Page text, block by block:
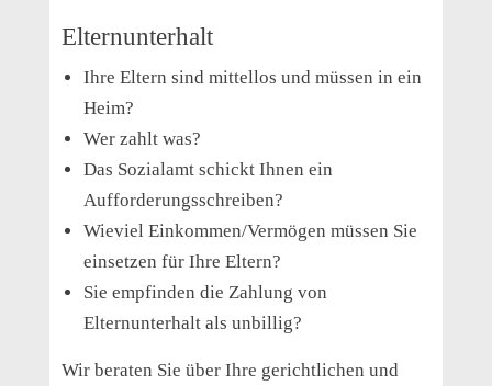
Elternunterhalt
Ihre Eltern sind mittellos und müssen in ein
Heim?
Wer zahlt was?
Das Sozialamt schickt Ihnen ein
Aufforderungsschreiben?
Wieviel Einkommen/Vermögen müssen Sie
einsetzen für Ihre Eltern?
Sie empfinden die Zahlung von
Elternunterhalt als unbillig?
Wir beraten Sie über Ihre gerichtlichen und